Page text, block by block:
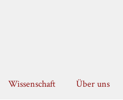
Wissenschaft Über uns